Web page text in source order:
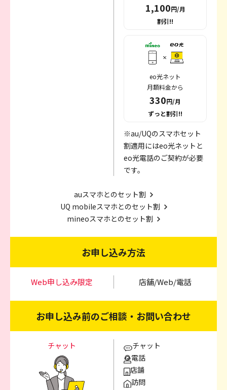
1,100円/月
割引!!
eo光ネット
月額料金から
330円/月
ずっと割引!!
※au/UQのスマホセット
割適用にはeo光ネットと
eo光電話のご契約が必要
です。
auスマホとのセット割
UQ mobileスマホとのセット割
mineoスマホとのセット割
お申し込み方法
Web申し込み限定 店舗/Web/電話
お申し込み前のご相談・お問い合わせ
チャット
チャット
電話
店舗
訪問